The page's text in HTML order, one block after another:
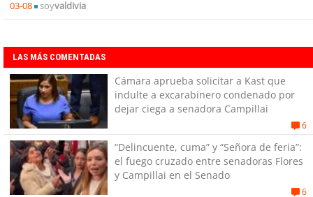
03-08 soyvaldivia
LAS MÁS COMENTADAS
Cámara aprueba solicitar a Kast que
indulte a excarabinero condenado por
dejar ciega a senadora Campillai
6
“Delincuente, cuma” y “Señora de feria”:
el fuego cruzado entre senadoras Flores
y Campillai en el Senado
6